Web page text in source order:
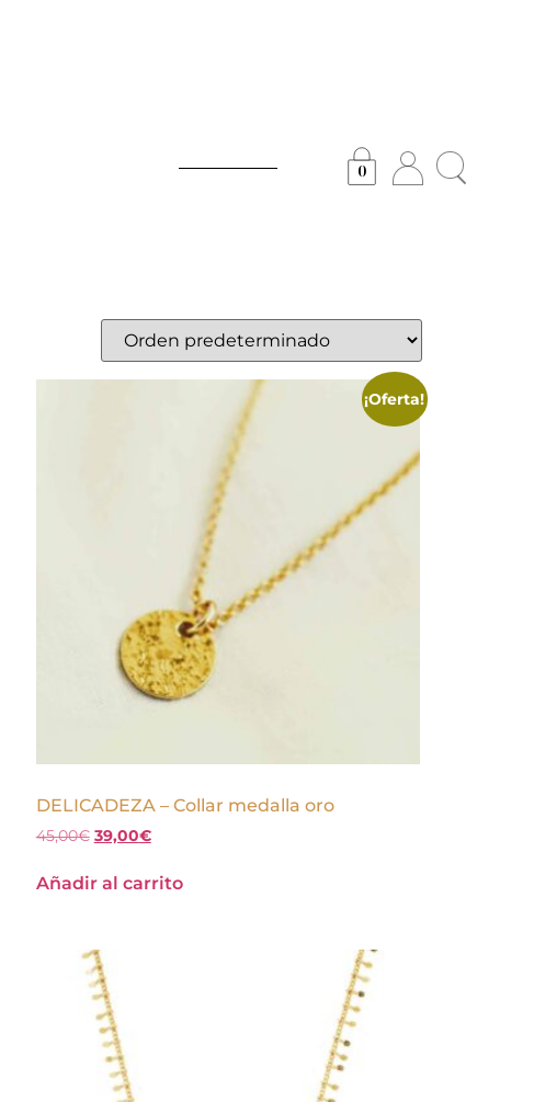
0
¡Oferta!
DELICADEZA – Collar medalla oro
45,00€ 39,00€
Añadir al carrito